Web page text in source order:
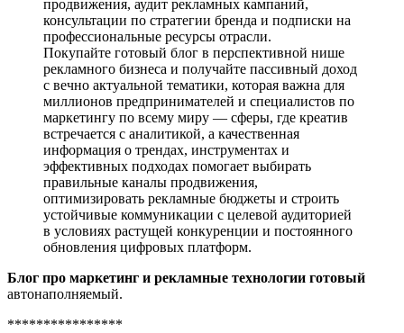
продвижения, аудит рекламных кампаний,
консультации по стратегии бренда и подписки на
профессиональные ресурсы отрасли.
Покупайте готовый блог в перспективной нише
рекламного бизнеса и получайте пассивный доход
с вечно актуальной тематики, которая важна для
миллионов предпринимателей и специалистов по
маркетингу по всему миру — сферы, где креатив
встречается с аналитикой, а качественная
информация о трендах, инструментах и
эффективных подходах помогает выбирать
правильные каналы продвижения,
оптимизировать рекламные бюджеты и строить
устойчивые коммуникации с целевой аудиторией
в условиях растущей конкуренции и постоянного
обновления цифровых платформ.
Блог про маркетинг и рекламные технологии готовый
автонаполняемый.
****************